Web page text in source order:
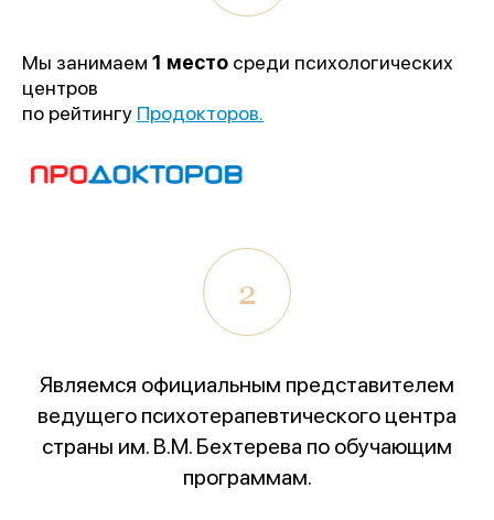
1 место
«Лучшее учреждение
психотерапевтического профиля»
Всероссийский конкурслучших региональных
психотерапевтических практик
«Феникс: Призвание и Мастерство».
Мы занимаем 1 место среди психологических
центров
по рейтингу Продокторов.
2
Являемся официальным представителем
ведущего психотерапевтического центра
страны им. В.М. Бехтерева по обучающим
программам.